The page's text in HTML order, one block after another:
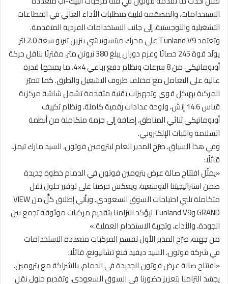
الاستخدامات، والمصمّمة لتلبية متطلبات الأداء العالي في القطاعات
التشغيلية واللوجستية، إلى جانب الاستخدامات الفردية المتقدمة.
وتعتمد Tunland V9 على محرك ميتسوبيشي بنزين تيربو سعة 2.0 لتر
يولّد قوة 245 حصانًا وعزم دوران يبلغ 380 نيوتن.متر، مقترنًا بناقل حركة
أوتوماتيكي من 8 سرعات ونظام دفع رباعي 4×4، ما يمنحها قدرة
عالية على التعامل مع مختلف ظروف التشغيل والطرق. كما تتميّز
المركبة بهيكل قوي وتجهيزات تقنية متقدمة تشمل شاشة مركزية
قياس 14.6 إنش، ولوحة عدادات رقمية كاملة، ونظام تكييف
أوتوماتيكي ثنائي المناطق، إضافة إلى حزمة متكاملة من أنظمة
السلامة والثبات الإلكتروني.
وفي هذا السياق، صرّح المدير العام لبترومين فوتون، السيد مارك تيمز.،
قائلًا:
«يمثّل افتتاح صالة عرض بترومين فوتون في الدمام خطوة جديدة
ضمن استراتيجيتنا التوسعية، ويعكس حرصنا على توفير حلول نقل
متكاملة تلبي احتياجات السوق السعودي. ويأتي إطلاق كلٍّ من VIEW
GRAND وTunland V9 ليؤكد التزامنا بتقديم مركبات موثوقة تجمع بين
الجودة، والأداء، وتجربة الاستخدام العملية.»
من جهته، صرّح المدير الأول لقسم المركبات متعددة الاستخدامات
في شركة فوتون، السيد ديفيد فنغ تشانيونغ، قائلًا:
«افتتاح صالة عرض فوتون الجديدة في الدمام، بالشراكة مع بترومين،
يجسّد التزامنا بتعزيز حضورنا في السوق السعودي، وتقديم حلول نقل